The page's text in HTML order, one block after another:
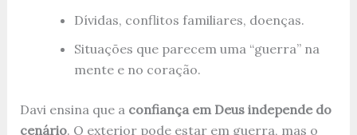
Dívidas, conflitos familiares, doenças.
Situações que parecem uma “guerra” na
mente e no coração.
Davi ensina que a confiança em Deus independe do
cenário. O exterior pode estar em guerra, mas o